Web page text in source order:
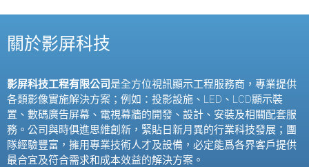
關於影屏科技
影屏科技工程有限公司是全方位視訊顯示工程服務商，專業提供
各類影像實施解決方案；例如：投影設施、 LED 、 LCD顯示裝
置、數碼廣告屏幕、電視幕牆的開發、設計、安裝及相關配套服
務。公司與時俱進思維創新，緊貼日新月異的行業科技發展；團
隊經驗豐富，擁用專業技術人才及設備，必定能爲各界客戶提供
最合宜及符合需求和成本效益的解決方案。